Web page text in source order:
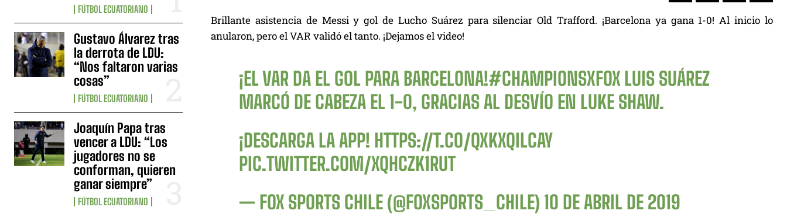
FÚTBOL ECUATORIANO
Gustavo Álvarez tras
la derrota de LDU:
“Nos faltaron varias
cosas”
FÚTBOL ECUATORIANO
Joaquín Papa tras
vencer a LDU: “Los
jugadores no se
conforman, quieren
ganar siempre”
FÚTBOL ECUATORIANO
Brillante asistencia de Messi y gol de Lucho Suárez para silenciar Old Trafford. ¡Barcelona ya gana 1-0! Al inicio lo
anularon, pero el VAR validó el tanto. ¡Dejamos el video!
¡EL VAR DA EL GOL PARA BARCELONA!#CHAMPIONSXFOX LUIS SUÁREZ
MARCÓ DE CABEZA EL 1-0, GRACIAS AL DESVÍO EN LUKE SHAW.
¡DESCARGA LA APP! HTTPS://T.CO/QXKXQILCAY
PIC.TWITTER.COM/XQHCZK1RUT
— FOX SPORTS CHILE (@FOXSPORTS_CHILE) 10 DE ABRIL DE 2019